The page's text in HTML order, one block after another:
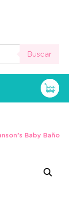
Buscar
Baby Baño